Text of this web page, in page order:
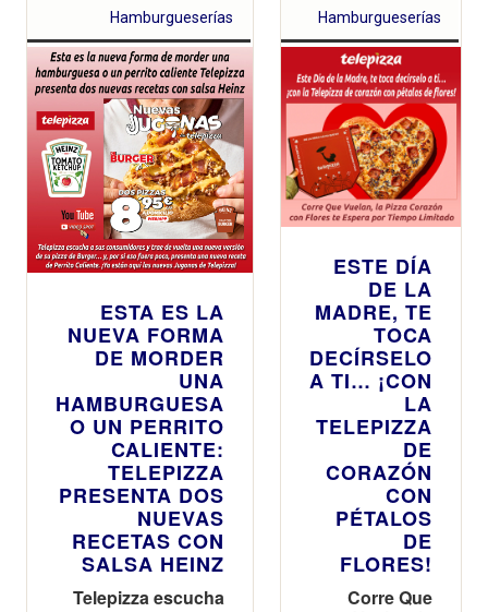
Hamburgueserías
ESTA ES LA
NUEVA FORMA
DE MORDER
UNA
HAMBURGUESA
O UN PERRITO
CALIENTE:
TELEPIZZA
PRESENTA DOS
NUEVAS
RECETAS CON
SALSA HEINZ
Telepizza escucha
Hamburgueserías
ESTE DÍA
DE LA
MADRE, TE
TOCA
DECÍRSELO
A TI… ¡CON
LA
TELEPIZZA
DE
CORAZÓN
CON
PÉTALOS
DE
FLORES!
Corre Que